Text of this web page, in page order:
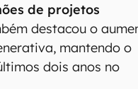
de projetos
destacou o
mantendo o
dois anos no